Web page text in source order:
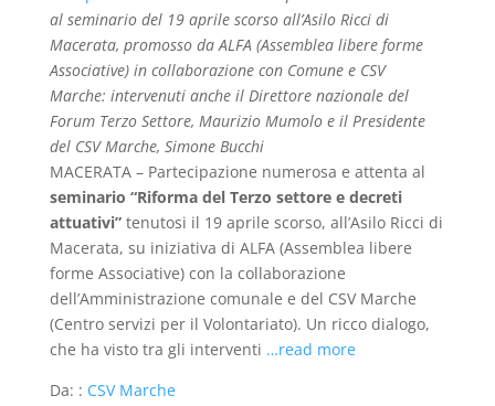
al seminario del 19 aprile scorso all’Asilo Ricci di
Macerata, promosso da ALFA (Assemblea libere forme
Associative) in collaborazione con Comune e CSV
Marche: intervenuti anche il Direttore nazionale del
Forum Terzo Settore, Maurizio Mumolo e il Presidente
del CSV Marche, Simone Bucchi
MACERATA – Partecipazione numerosa e attenta al
seminario “Riforma del Terzo settore e decreti
attuativi”tenutosi il 19 aprile scorso, all’Asilo Ricci di
Macerata, su iniziativa di ALFA (Assemblea libere
forme Associative) con la collaborazione
dell’Amministrazione comunale e del CSV Marche
(Centro servizi per il Volontariato). Un ricco dialogo,
che ha visto tra gli interventi …read more
Da: : CSV Marche